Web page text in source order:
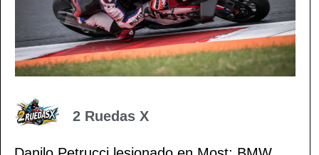
2 Ruedas X